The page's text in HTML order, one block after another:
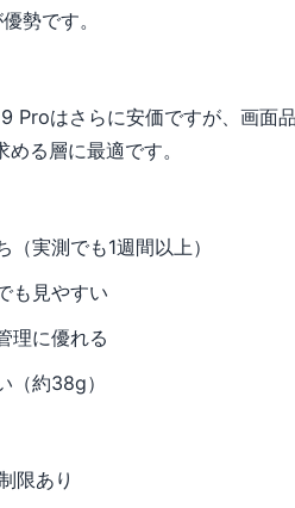
勢です。
Proはさらに安価ですが、画面
める層に最適です。
実測でも1週間以上）
も見やすい
理に優れる
（約38g）
限あり